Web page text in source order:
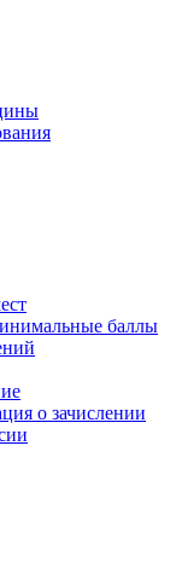
баллы
о зачислении